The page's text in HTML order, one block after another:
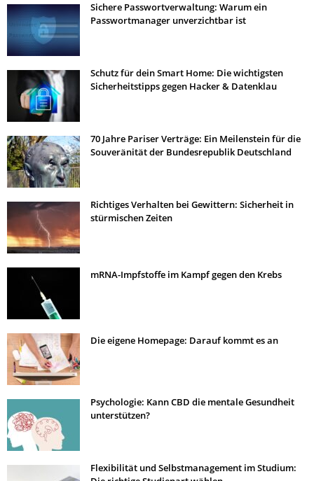
Sichere Passwortverwaltung: Warum ein
Passwortmanager unverzichtbar ist
Schutz für dein Smart Home: Die wichtigsten
Sicherheitstipps gegen Hacker & Datenklau
70 Jahre Pariser Verträge: Ein Meilenstein für die
Souveränität der Bundesrepublik Deutschland
Richtiges Verhalten bei Gewittern: Sicherheit in
stürmischen Zeiten
mRNA-Impfstoffe im Kampf gegen den Krebs
Die eigene Homepage: Darauf kommt es an
Psychologie: Kann CBD die mentale Gesundheit
unterstützen?
Flexibilität und Selbstmanagement im Studium: